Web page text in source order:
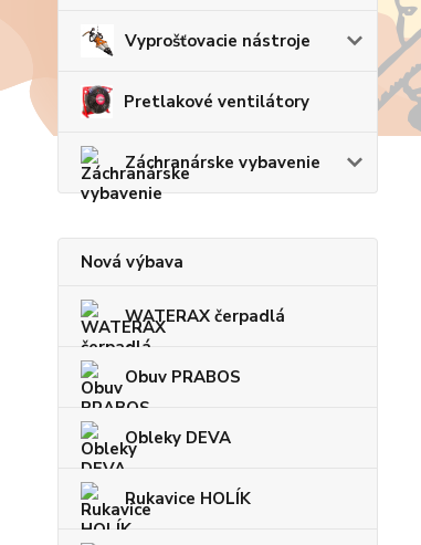
Vyprošťovacie nástroje
Pretlakové ventilátory
Záchranárske vybavenie
Nová výbava
WATERAX čerpadlá
Obuv PRABOS
Obleky DEVA
Rukavice HOLÍK